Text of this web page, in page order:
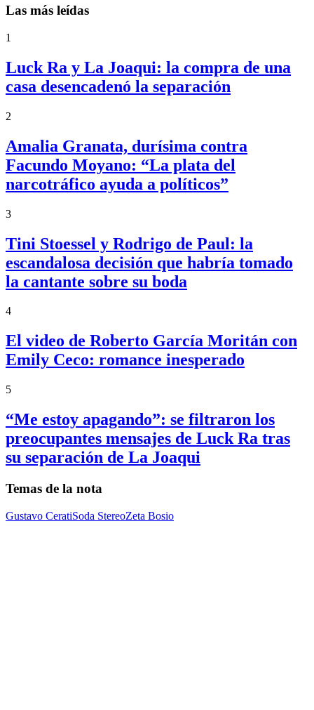
Las más leídas
1
Luck Ra y La Joaqui: la compra de una
casa desencadenó la separación
2
Amalia Granata, durísima contra
Facundo Moyano: “La plata del
narcotráfico ayuda a políticos”
3
Tini Stoessel y Rodrigo de Paul: la
escandalosa decisión que habría tomado
la cantante sobre su boda
4
El video de Roberto García Moritán con
Emily Ceco: romance inesperado
5
“Me estoy apagando”: se filtraron los
preocupantes mensajes de Luck Ra tras
su separación de La Joaqui
Temas de la nota
Gustavo CeratiSoda StereoZeta Bosio